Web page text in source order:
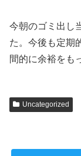
今朝のゴミ出し
た。今後も定期
間的に余裕をも
Uncategorized